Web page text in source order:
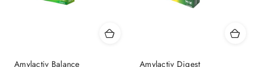
Amylactiv Balance Amylactiv Digest